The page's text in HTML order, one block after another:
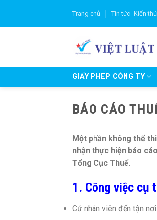
content
Trang chủ Tin tức- Kiến
GIẤY PHÉP CÔNG TY
BÁO CÁO
Một phần không thể
nhận thực hiện báo
Tổng Cục Thuế.
1. Công việc cụ
Cử nhân viên đến tận